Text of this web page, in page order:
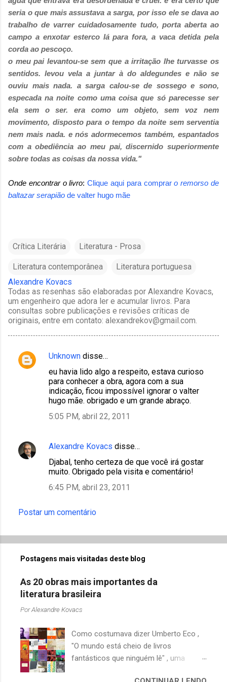
seria o que mais assustava a sarga, por isso ele se dava ao
trabalho de varrer cuidadosamente tudo, porta aberta ao
campo a enxotar esterco lá para fora, a vaca detida pela
corda ao pescoço.
o meu pai levantou-se sem que a irritação lhe turvasse os
sentidos. levou vela a juntar à do aldegundes e não se
ouviu mais nada. a sarga calou-se de sossego e sono,
especada na noite como uma coisa que só parecesse ser
ela sem o ser. era como um objeto, sem voz nem
movimento, disposto para o tempo da noite sem serventia
nem mais nada. e nós adormecemos também, espantados
com a obediência ao meu pai, discernido superiormente
sobre todas as coisas da nossa vida."
Onde encontrar o livro:Clique aqui para compraro remorso de
baltazar serapião de valter hugo mãe
Crítica Literária Literatura - Prosa
Literatura contemporânea
Literatura portuguesa
Alexandre Kovacs
Todas as resenhas são elaboradas por Alexandre Kovacs,
um engenheiro que adora ler e acumular livros. Para
consultas sobre publicações e revisões críticas de
originais, entre em contato: alexandrekov@gmail.com.
C
á
r
Unknown disse…
eu havia lido algo a respeito, estava curioso
para conhecer a obra, agora com a sua
indicação, ficou impossível ignorar o valter
hugo mãe. obrigado e um grande abraço.
5:05 PM, abril 22, 2011
Alexandre Kovacs disse…
Djabal, tenho certeza de que você irá gostar
muito. Obrigado pela visita e comentário!
6:45 PM, abril 23, 2011
Postar um comentário
Postagens mais visitadas deste blog
As 20 obras mais importantes da
literatura brasileira
PorAlexandre Kovacs
Como costumava dizer Umberto Eco ,
"O mundo está cheio de livros
fantásticos que ninguém lê" , uma